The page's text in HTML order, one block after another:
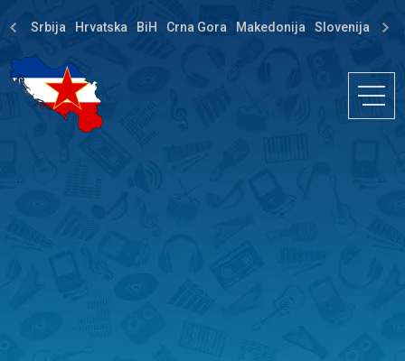
Srbija Hrvatska BiH Crna Gora Makedonija Slovenija